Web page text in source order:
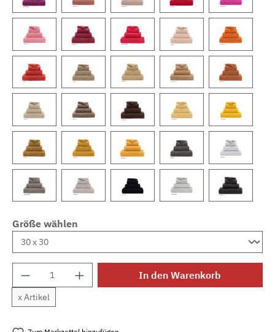
Größe wählen
Produkt Anzahl: Gib den gewünschten
x Artikel
In den Warenkorb